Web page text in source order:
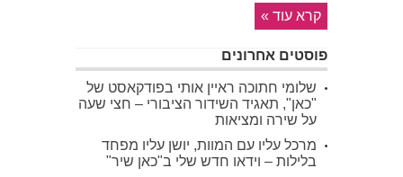
קרא עוד »
פוסטים אחרונים
שלומי חתוכה ראיין אותי בפודקאסט של
"כאן", תאגיד השידור הציבורי – חצי שעה
על שירה ומציאות
מרכל עליו עם המוות, יושן עליו מפחד
בלילות – וידאו חדש שלי ב"כאן שיר"